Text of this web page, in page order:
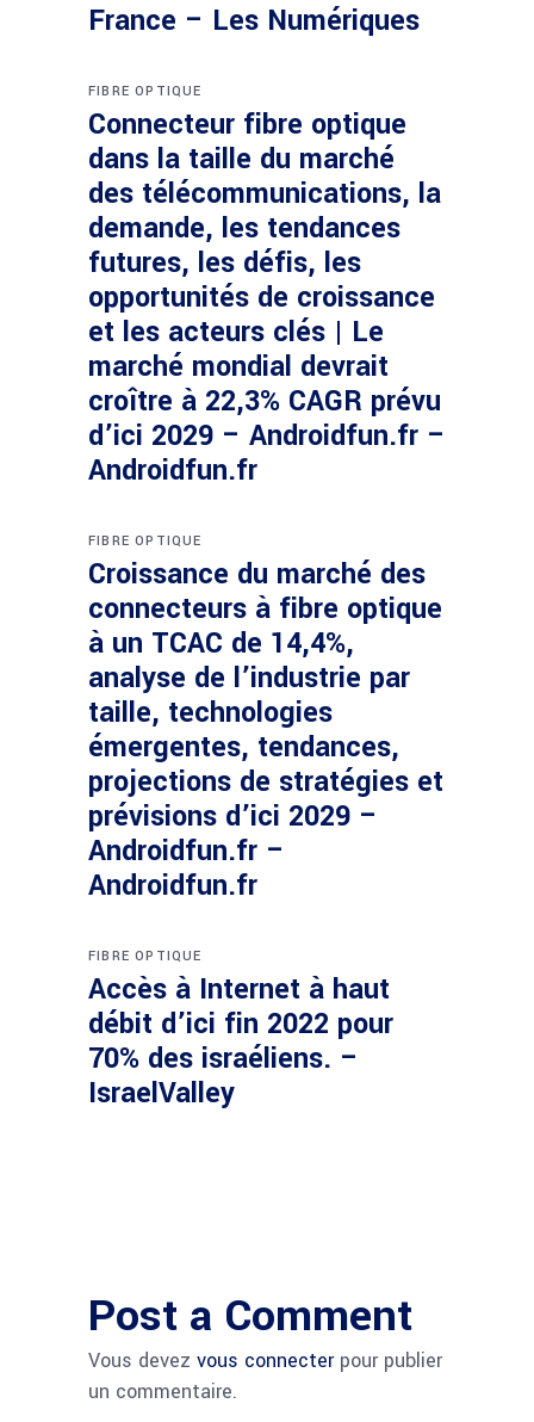
France – Les Numériques
FIBRE OPTIQUE
Connecteur fibre optique
dans la taille du marché
des télécommunications, la
demande, les tendances
futures, les défis, les
opportunités de croissance
et les acteurs clés | Le
marché mondial devrait
croître à 22,3% CAGR prévu
d’ici 2029 – Androidfun.fr –
Androidfun.fr
FIBRE OPTIQUE
Croissance du marché des
connecteurs à fibre optique
à un TCAC de 14,4%,
analyse de l’industrie par
taille, technologies
émergentes, tendances,
projections de stratégies et
prévisions d’ici 2029 –
Androidfun.fr –
Androidfun.fr
FIBRE OPTIQUE
Accès à Internet à haut
débit d’ici fin 2022 pour
70% des israéliens. –
IsraelValley
Post a Comment
Vous devez vous connecterpour publier
un commentaire.